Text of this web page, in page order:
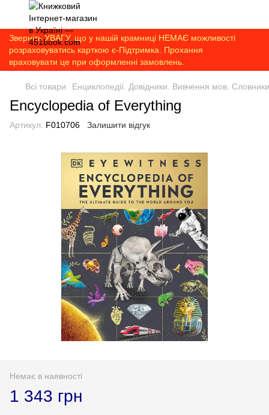
Зверніть УВАГУ, що у нашій крамниці НЕМАЄ можливості
розраховуватись карткою є-Підтримка. Прохання
враховувати це при оформленні замовлень.
Всі товари Енциклопедії. Довідники. Вивчення мов. Словники
Encyclopedia of Everything
Артикул: F010706 Залишити відгук
Немає в наявності
1 343 грн